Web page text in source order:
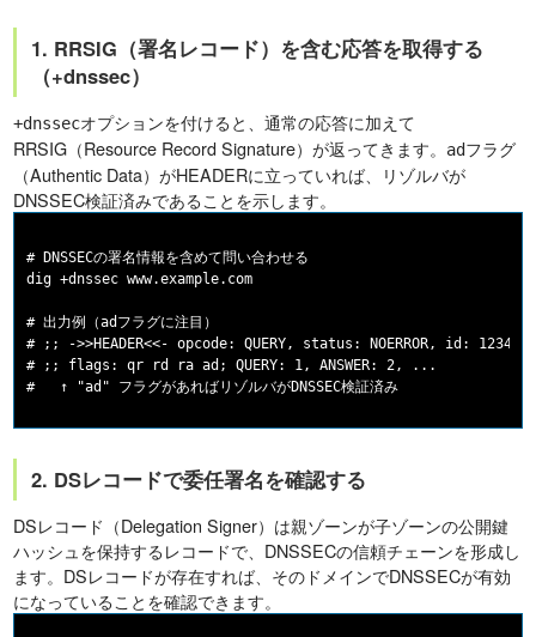
1. RRSIG（署名レコード）を含む応答を取得する
（+dnssec）
+dnssecオプションを付けると、通常の応答に加えて
RRSIG（Resource Record Signature）が返ってきます。
adフラグ
（Authentic Data）がHEADERに立っていれば、リゾルバが
DNSSEC検証済みであることを示します。
# DNSSECの署名情報を含めて問い合わせる
dig +dnssec www.example.com
# 出力例（adフラグに注目）
# ;; ->>HEADER<<- opcode: QUERY, status: NOERROR, id: 12345
# ;; flags: qr rd ra ad; QUERY: 1, ANSWER: 2, ...
2. DSレコードで委任署名を確認する
DSレコード（Delegation Signer）は親ゾーンが子ゾーンの公開鍵
ハッシュを保持するレコードで、DNSSECの信頼チェーンを形成し
ます。DSレコードが存在すれば、そのドメインでDNSSECが有効
になっていることを確認できます。